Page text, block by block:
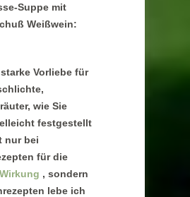
Suppe mit
Weißwein:
Vorliebe für
wie Sie
festgestellt
nur bei
für die
, sondern
lebe ich